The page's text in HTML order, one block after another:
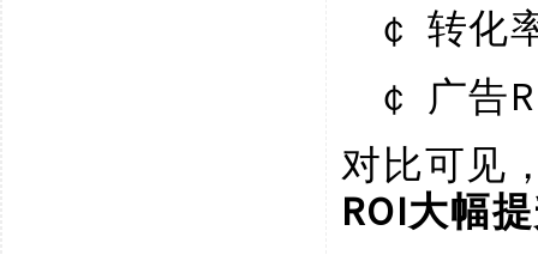
￠ 转化
￠ 广告
对比可见
ROI大幅